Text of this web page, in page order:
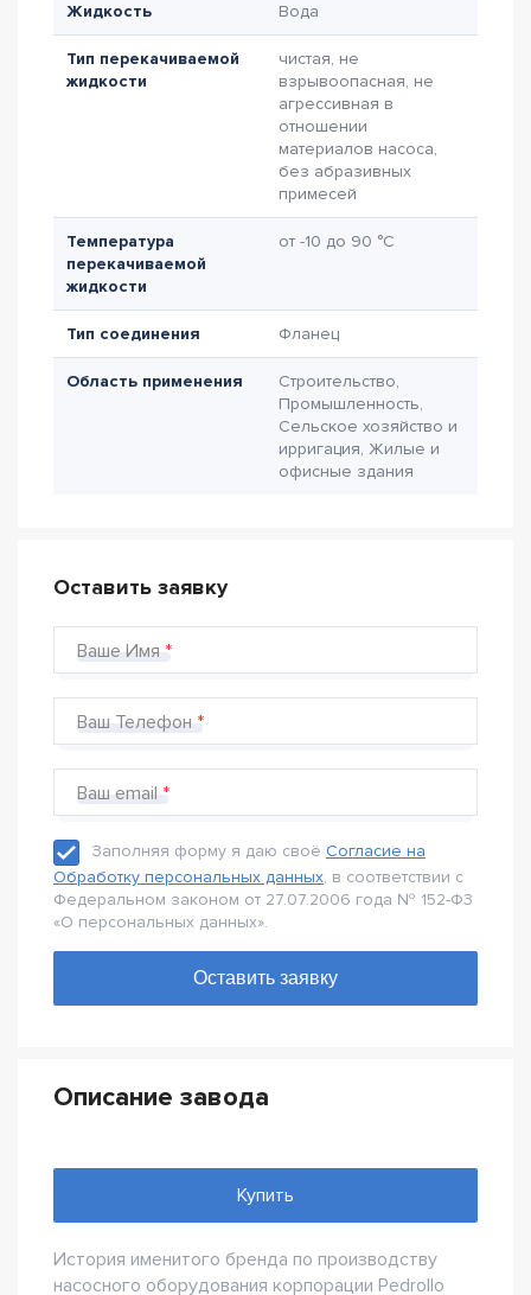
Жидкость Вода
Тип перекачиваемой
жидкости
чистая, не
взрывоопасная, не
агрессивная в
отношении
материалов насоса,
без абразивных
примесей
Температура
перекачиваемой
жидкости
от -10 до 90 °C
Тип соединения Фланец
Область применения
Строительство,
Промышленность,
Сельское хозяйство и
ирригация, Жилые и
офисные здания
Оставить заявку
Ваше Имя
Ваш Телефон
Ваш email
Заполняя форму я даю своё Согласие на
Обработку персональных данных, в соответствии с
Федеральном законом от 27.07.2006 года № 152-Ф3
«О персональных данных».
Описание завода
Купить
История именитого бренда по производству
насосного оборудования корпорации Pedrollo